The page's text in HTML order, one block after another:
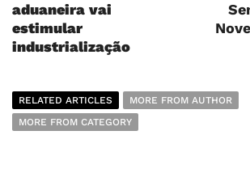
aduaneira vai
estimular
industrialização
RELATED ARTICLES
MORE FROM AUTHOR
MORE FROM CATEGORY